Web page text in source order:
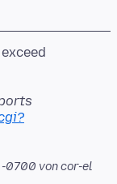
-0700 von cor-el